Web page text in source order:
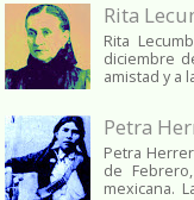
Rita
Rita
diciembre
amistad y a
Petra
Petra
de
mexicana.